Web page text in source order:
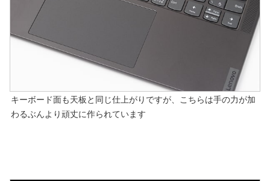
キーボード面も天板と同じ仕上がりですが、こちらは手の力が加
わるぶんより頑丈に作られています